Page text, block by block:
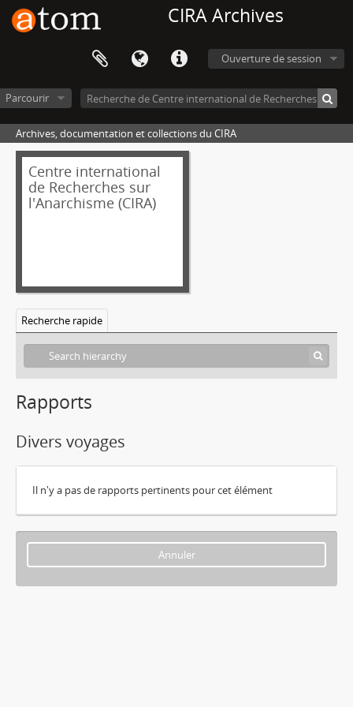
CIRA Archives
Ouverture de session
Parcourir
Archives, documentation et collections du CIRA
Centre international
de Recherches sur
l'Anarchisme (CIRA)
Recherche rapide
Rapports
Divers voyages
Il n'y a pas de rapports pertinents pour cet élément
Annuler